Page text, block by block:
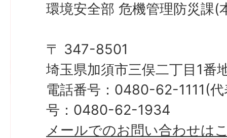
環境安全部 危機管理防災課(
〒 347-8501
埼玉県加須市三俣二丁目1番
電話番号：0480-62-1111(
号：0480-62-1934
メールでのお問い合わせは